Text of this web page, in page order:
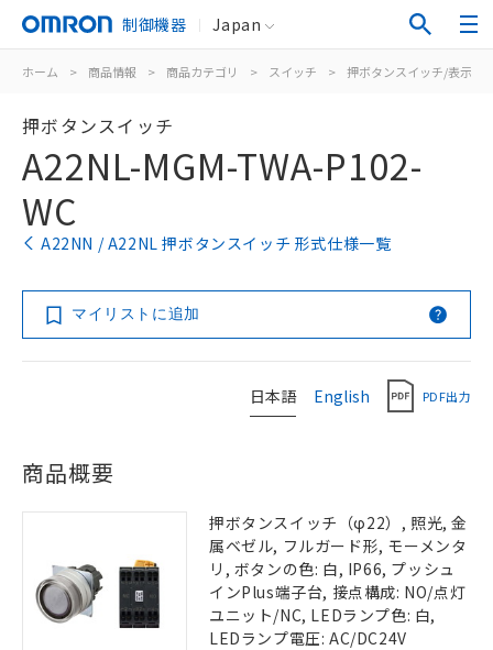
制御機器 Japan
ホーム > 商品情報 > 商品カテゴリ > スイッチ > 押ボタンスイッチ/表示灯
押ボタンスイッチ
A22NL-MGM-TWA-P102-
WC
A22NN / A22NL 押ボタンスイッチ 形式仕様一覧
マイリストに追加
日本語 English PDF出力
商品概要
押ボタンスイッチ（φ22）, 照光, 金
属ベゼル, フルガード形, モーメンタ
リ, ボタンの色: 白, IP66, プッシュ
インPlus端子台, 接点構成: NO/点灯
ユニット/NC, LEDランプ色: 白,
LEDランプ電圧: AC/DC24V